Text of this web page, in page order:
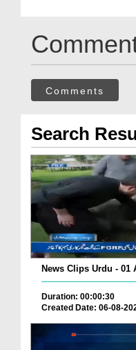
Comments
Search
News Clips Urdu - 01
Duration: 00:00:30
Created Date: 06-08-